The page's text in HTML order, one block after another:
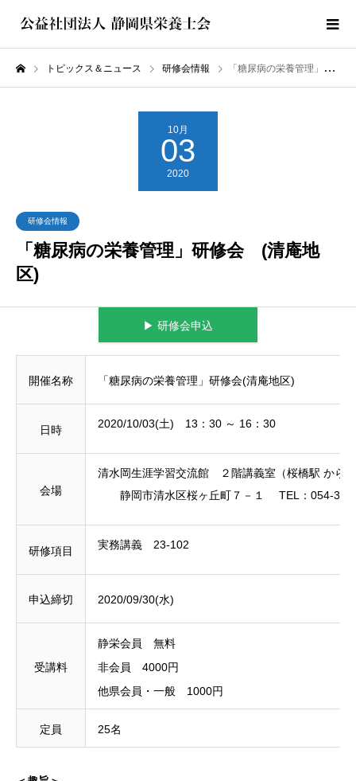
トピックス＆ニュース 研修会情報 「糖尿病の栄養管理」研修会 (清庵地区)
10月
03
2020
研修会情報
「糖尿病の栄養管理」研修会 (清庵地
区)
▶︎ 研修会申込
開催名称 「糖尿病の栄養管理」研修会(清庵地区)
日時 2020/10/03(土) 13：30 ～ 16：30
会場
清水岡生涯学習交流館 ２階講義室（桜橋駅 から
静岡市清水区桜ヶ丘町７－１ TEL：054-
研修項目 実務講義 23-102
申込締切 2020/09/30(水)
受講料
静栄会員 無料
非会員 4000円
他県会員・一般 1000円
定員 25名